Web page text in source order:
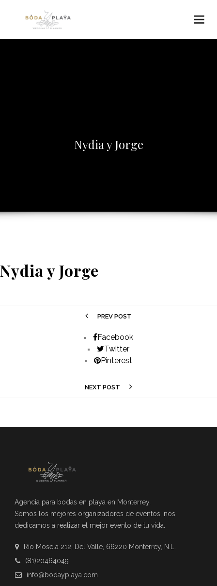
Nydia y Jorge
Nydia y Jorge
PREV POST
Facebook
Twitter
Pinterest
NEXT POST
Agencia para bodas en playa en Monterrey.
Somos los mejores organizadores de eventos, nos
dedicamos a realizar el mejor evento de tu vida.
Río Mosela 212, Del Valle, 66220 Monterrey, N.L.
(81)20464049
info@bodayplaya.com